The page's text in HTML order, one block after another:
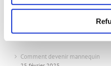
ARTICLES RÉCENTS
Comment devenir mannequin